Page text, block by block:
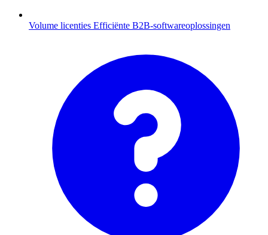
Volume licenties Efficiënte B2B-softwareoplossingen